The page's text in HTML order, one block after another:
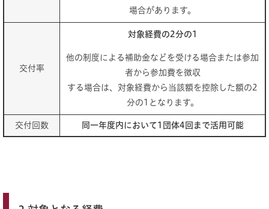
場合があります。
交付率
対象経費の2分の1
他の制度による補助金などを受ける場合または参加
者から参加費を徴収
する場合は、対象経費から当該額を控除した額の2
分の1となります。
交付回数 同一年度内において1団体4回まで活用可能